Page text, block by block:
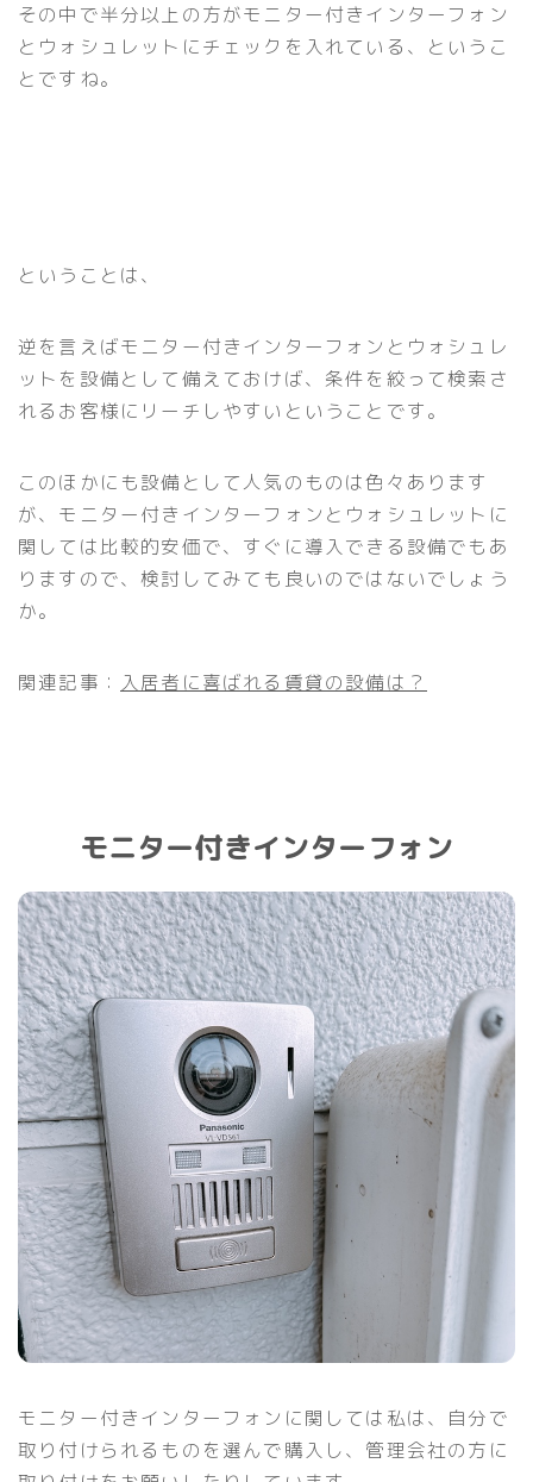
その中で半分以上の方がモニター付きインターフォン
とウォシュレットにチェックを入れている、というこ
とですね。
ということは、
逆を言えばモニター付きインターフォンとウォシュレ
ットを設備として備えておけば、条件を絞って検索さ
れるお客様にリーチしやすいということです。
このほかにも設備として人気のものは色々あります
が、モニター付きインターフォンとウォシュレットに
関しては比較的安価で、すぐに導入できる設備でもあ
りますので、検討してみても良いのではないでしょう
か。
関連記事： 入居者に喜ばれる賃貸の設備は？
モニター付きインターフォン
モニター付きインターフォンに関しては私は、自分で
取り付けられるものを選んで購入し、管理会社の方に